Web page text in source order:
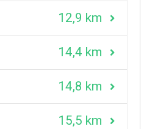
12,9 km
14,4 km
14,8 km
15,5 km